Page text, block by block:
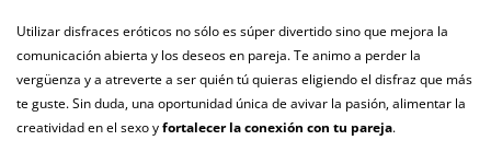
recibo?
Utilizar disfraces eróticos no sólo es súper divertido sino que mejora la
comunicación abierta y los deseos en pareja. Te animo a perder la
vergüenza y a atreverte a ser quién tú quieras eligiendo el disfraz que más
te guste. Sin duda, una oportunidad única de avivar la pasión, alimentar la
creatividad en el sexo yfortalecer la conexión con tu pareja.